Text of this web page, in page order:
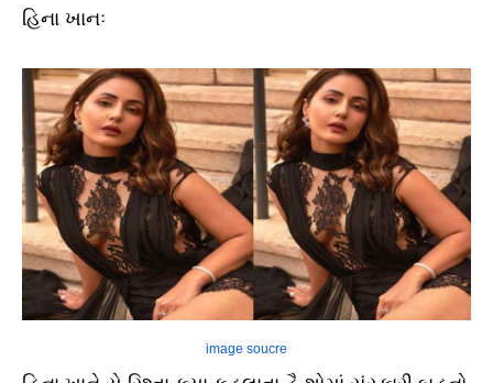
હિના ખાનઃ
image soucre